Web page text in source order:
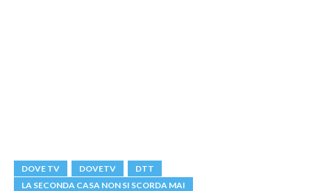
DOVE TV DOVETV
DTT
LA SECONDA CASA NON SI SCORDA MAI